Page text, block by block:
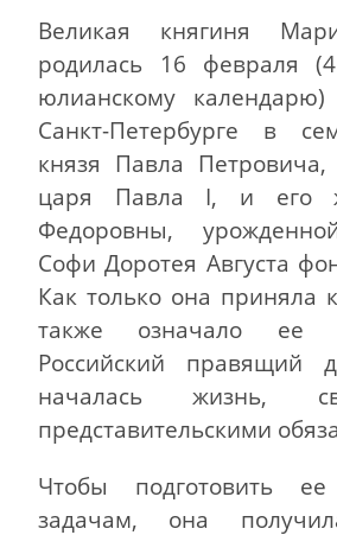
Великая княгиня
родилась 16 февраля
юлианскому
Санкт-Петербурге в
князя Павла Петровича,
царя Павла I, и его
Федоровны,
Софи Доротея Августа
Как только она приняла
также означало ее
Российский правящий
началась жизнь,
представительскими
Чтобы подготовить
задачам, она